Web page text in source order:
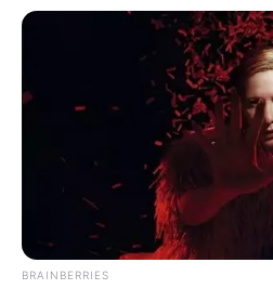
BRAINBERRIES